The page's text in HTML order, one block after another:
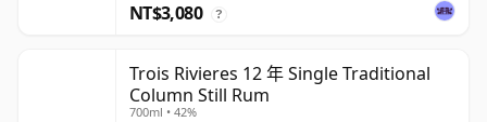
NT$3,080 ?
Trois Rivieres 12 年 Single Traditional
Column Still Rum
700ml • 42%